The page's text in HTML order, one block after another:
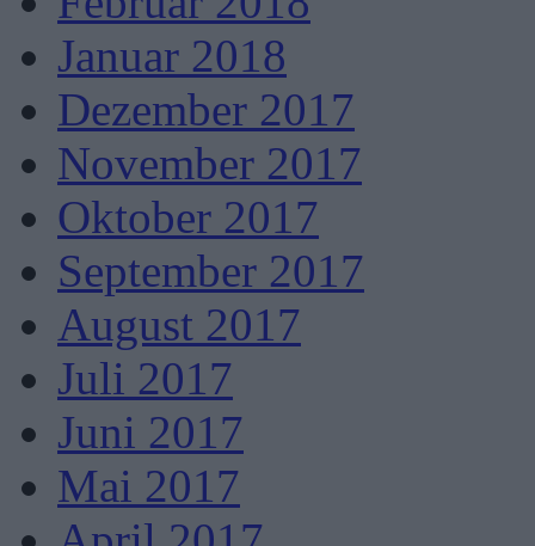
Januar 2018
Dezember 2017
November 2017
Oktober 2017
September 2017
August 2017
Juli 2017
Juni 2017
Mai 2017